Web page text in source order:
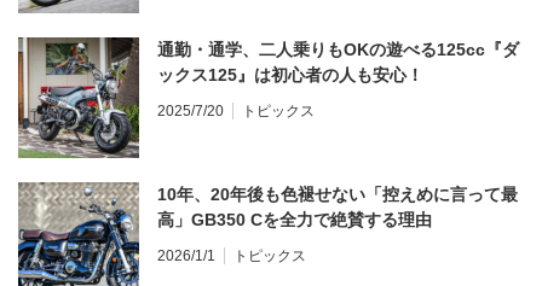
通勤・通学、二人乗りもOKの遊べる125cc『ダ
ックス125』は初心者の人も安心！
2025/7/20 トピックス
10年、20年後も色褪せない「控えめに言って最
高」GB350 Cを全力で絶賛する理由
2026/1/1 トピックス